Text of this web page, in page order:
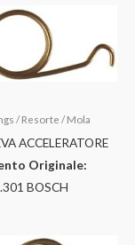
/ Resorte / Mola
ACCELERATORE
Originale:
BOSCH